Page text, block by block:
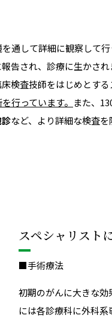
通して詳細に観察して
告され、診療に生かさ
検査技師をはじめとする
行っています。 また、
など、より詳細な検査
スペシャリスト
■手術療法
初期のがんに大きな
には各診療科に外科